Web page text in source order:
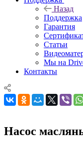
Назад
Поддержка
Гарантия
Статьи
Мы на
Контакты
Насос